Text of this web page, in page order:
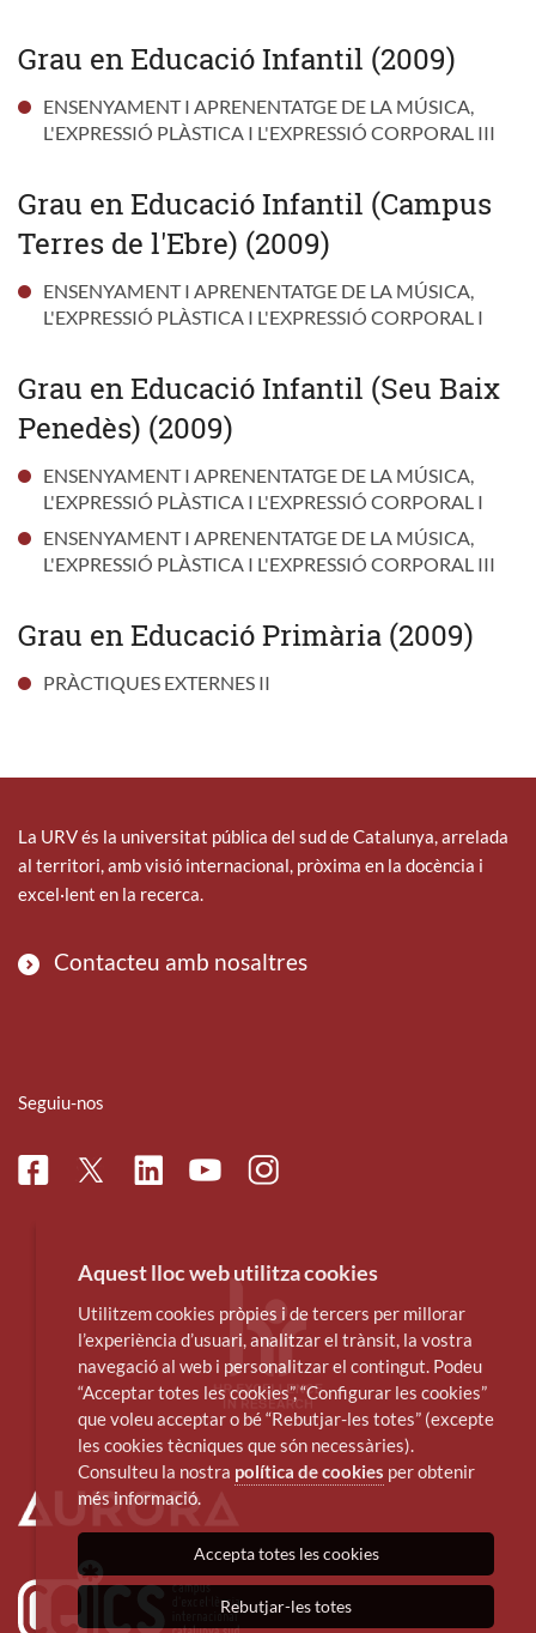
Grau en Educació Infantil (2009)
ENSENYAMENT I APRENENTATGE DE LA MÚSICA,
L'EXPRESSIÓ PLÀSTICA I L'EXPRESSIÓ CORPORAL III
Grau en Educació Infantil (Campus
Terres de l'Ebre) (2009)
ENSENYAMENT I APRENENTATGE DE LA MÚSICA,
L'EXPRESSIÓ PLÀSTICA I L'EXPRESSIÓ CORPORAL I
Grau en Educació Infantil (Seu Baix
Penedès) (2009)
ENSENYAMENT I APRENENTATGE DE LA MÚSICA,
L'EXPRESSIÓ PLÀSTICA I L'EXPRESSIÓ CORPORAL I
ENSENYAMENT I APRENENTATGE DE LA MÚSICA,
L'EXPRESSIÓ PLÀSTICA I L'EXPRESSIÓ CORPORAL III
Grau en Educació Primària (2009)
PRÀCTIQUES EXTERNES II
La URV és la universitat pública del sud de Catalunya, arrelada
al territori, amb visió internacional, pròxima en la docència i
excel·lent en la recerca.
Contacteu amb nosaltres
Seguiu-nos
FacebookTwitterLinkedinYoutubeInstagram
Aquest lloc web utilitza cookies
Utilitzem cookies pròpies i de tercers per millorar
l’experiència d’usuari, analitzar el trànsit, la vostra
navegació al web i personalitzar el contingut. Podeu
“Acceptar totes les cookies”, “Configurar les cookies”
que voleu acceptar o bé “Rebutjar-les totes” (excepte
les cookies tècniques que són necessàries).
Consulteu la nostra política de cookies per obtenir
més informació.
Accepta totes les cookies
Rebutjar-les totes